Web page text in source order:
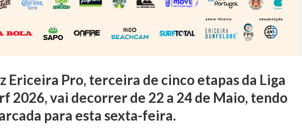
Ericeira Pro, terceira de cinco etapas da Liga
2026, vai decorrer de 22 a 24 de Maio, tendo
para esta sexta-feira.